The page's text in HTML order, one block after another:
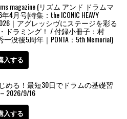
magazine (リズム アンド ドラムマ
4月号(特集：the ICONIC HEAVY
2026｜アグレッシヴにステージを彩る
ドラミング！ / 付録小冊子：村
一没後5周年｜PONTA：5th Memorial)
入する
める！最短30日でドラムの基礎習
2026/9/16
入する